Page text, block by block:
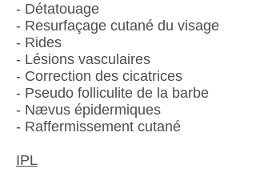
- Détatouage
- Resurfaçage cutané du visage
- Rides
- Lésions vasculaires
- Correction des cicatrices
- Pseudo folliculite de la barbe
- Nævus épidermiques
- Raffermissement cutané
IPL